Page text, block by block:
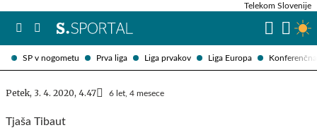
SP v nogometu Prva liga Liga prvakov Liga Europa
Telekom Slovenije
Petek, 3. 4. 2020, 4.47 6 let, 4 mesece
Tjaša Tibaut